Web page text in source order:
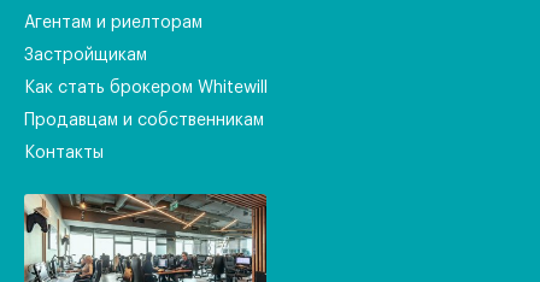
Агентам и риелторам
Застройщикам
Как стать брокером Whitewill
Продавцам и собственникам
Контакты